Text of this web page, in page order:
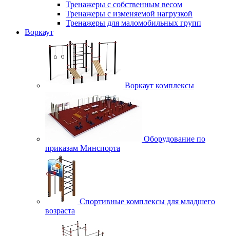
Тренажеры с собственным весом
Тренажеры с изменяемой нагрузкой
Тренажеры для маломобильных групп
Воркаут
Воркаут комплексы
Оборудование по
приказам Минспорта
Спортивные комплексы для младшего
возраста